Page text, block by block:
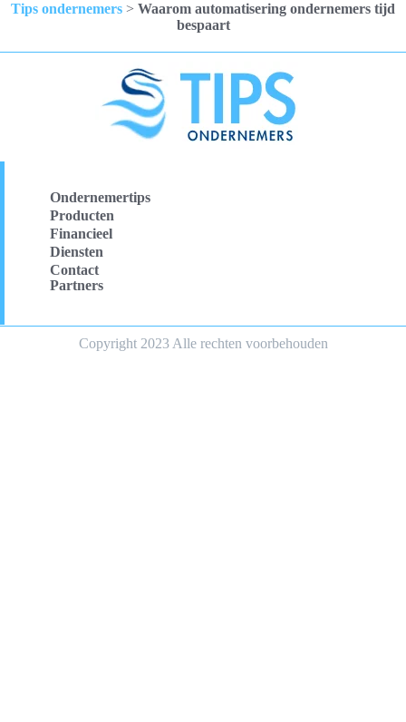
Tips ondernemers > Waarom automatisering ondernemers tijd
bespaart
Ondernemertips
Producten
Financieel
Diensten
Contact
Partners
Copyright 2023 Alle rechten voorbehouden